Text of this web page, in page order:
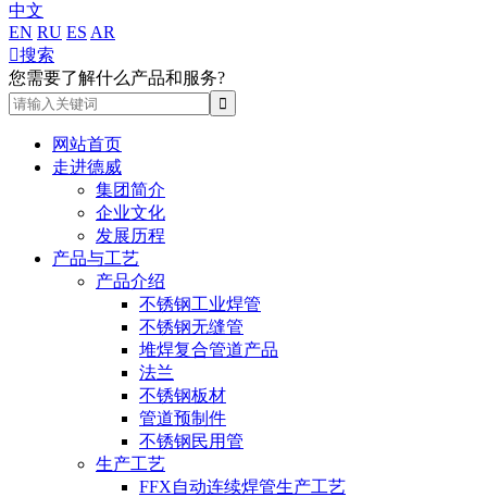
中文
EN RU ES AR
搜索
您需要了解什么产品和服务?
网站首页
走进德威
集团简介
企业文化
发展历程
产品与工艺
产品介绍
不锈钢工业焊管
不锈钢无缝管
堆焊复合管道产品
法兰
不锈钢板材
管道预制件
不锈钢民用管
生产工艺
FFX自动连续焊管生产工艺